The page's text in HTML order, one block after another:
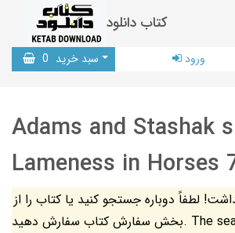
کتاب دانلود
سبد خرید 0 ورود
Adams and Stashak s
Lameness in Horses
لطفاً دوباره جستجو کنید یا کتاب را از
بخش سفارش کتاب سفارش دهید. The search did not yield